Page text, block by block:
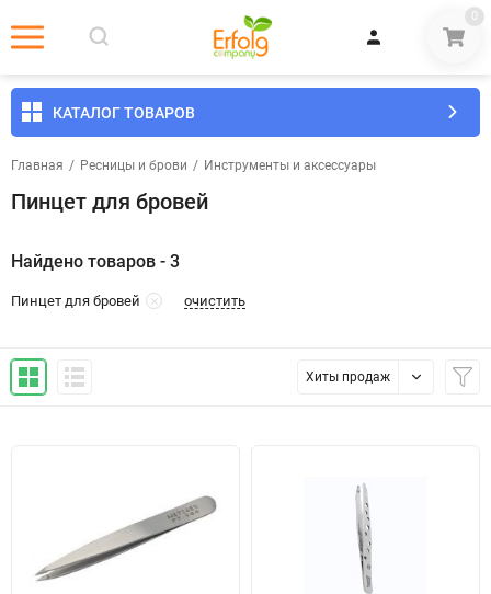
0
КАТАЛОГ ТОВАРОВ
Главная / Ресницы и брови / Инструменты и аксессуары
Пинцет для бровей
Найдено товаров - 3
Пинцет для бровей очистить
Хиты продаж